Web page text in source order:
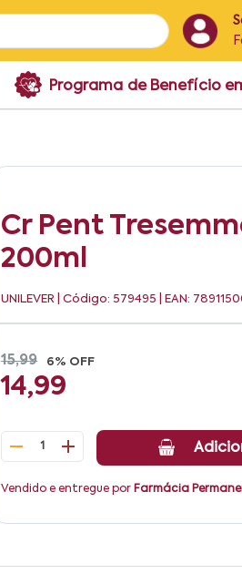
Programa de Benefício
Cr Pent
200ml
UNILEVER | Código: 579495 | EAN:
15,99 6% OFF
14,99
1
Vendido e entregue por Farmácia